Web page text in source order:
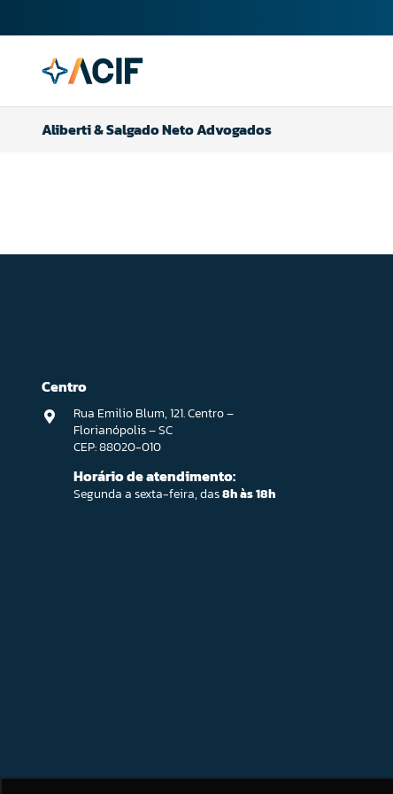
Aliberti & Salgado Neto Advogados
Centro
Rua Emilio Blum, 121. Centro –
Florianópolis – SC
CEP: 88020-010
Horário de atendimento:
Segunda a sexta-feira, das8h às 18h